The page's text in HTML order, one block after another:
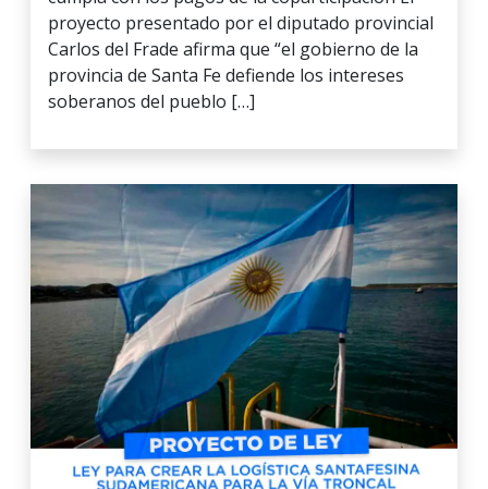
proyecto presentado por el diputado provincial
Carlos del Frade afirma que “el gobierno de la
provincia de Santa Fe defiende los intereses
soberanos del pueblo […]